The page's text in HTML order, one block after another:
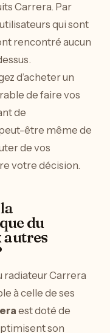
Carrera. Par
qui sont
rencontré aucun
d’acheter un
de faire vos
de
être même de
de vos
votre décision.
du
radiateur Carrera
à celle de ses
est doté de
son